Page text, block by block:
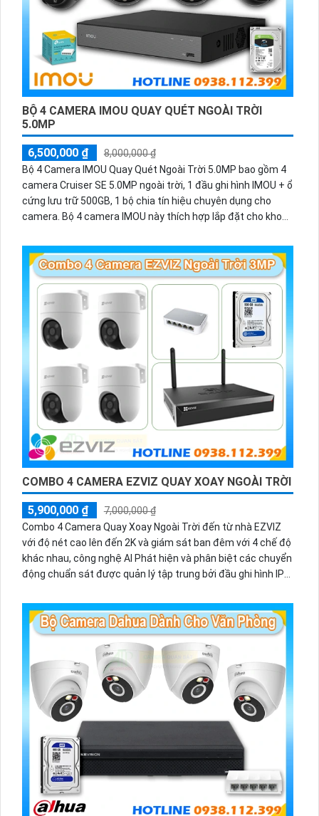
BỘ 4 CAMERA IMOU QUAY QUÉT NGOÀI TRỜI
5.0MP
6,500,000 ₫
8,000,000 ₫
Bộ 4 Camera IMOU Quay Quét Ngoài Trời 5.0MP bao gồm 4
camera Cruiser SE 5.0MP ngoài trời, 1 đầu ghi hình IMOU + ổ
cứng lưu trữ 500GB, 1 bộ chia tín hiệu chuyên dụng cho
camera. Bộ 4 camera IMOU này thích hợp lắp đặt cho kho
trời.
COMBO 4 CAMERA EZVIZ QUAY XOAY NGOÀI TRỜI
5,900,000 ₫
7,000,000 ₫
Combo 4 Camera Quay Xoay Ngoài Trời đến từ nhà EZVIZ
với độ nét cao lên đến 2K và giám sát ban đêm với 4 chế độ
khác nhau, công nghệ AI Phát hiện và phân biệt các chuyển
động chuẩn sát được quản lý tập trung bởi đầu ghi hình IP